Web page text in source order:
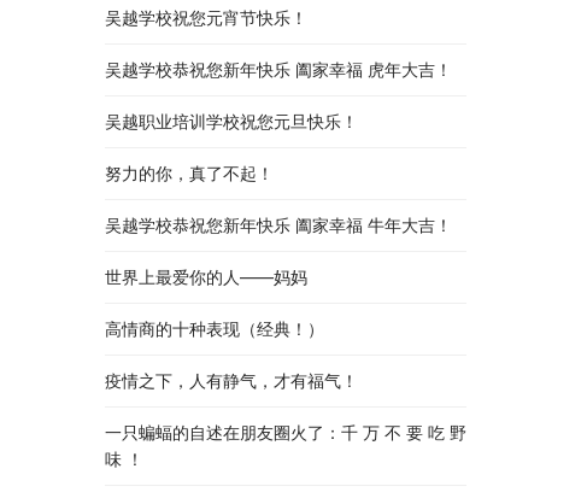
吴越学校祝您元宵节快乐！
吴越学校恭祝您新年快乐 阖家幸福 虎年大吉！
吴越职业培训学校祝您元旦快乐！
努力的你，真了不起！
吴越学校恭祝您新年快乐 阖家幸福 牛年大吉！
世界上最爱你的人——妈妈
高情商的十种表现（经典！）
疫情之下，人有静气，才有福气！
一只蝙蝠的自述在朋友圈火了：千 万 不 要 吃 野
味 ！